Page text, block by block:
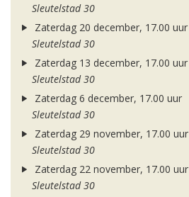
Sleutelstad 30
Zaterdag 20 december, 17.00 uur
Sleutelstad 30
Zaterdag 13 december, 17.00 uur
Sleutelstad 30
Zaterdag 6 december, 17.00 uur
Sleutelstad 30
Zaterdag 29 november, 17.00 uur
Sleutelstad 30
Zaterdag 22 november, 17.00 uur
Sleutelstad 30